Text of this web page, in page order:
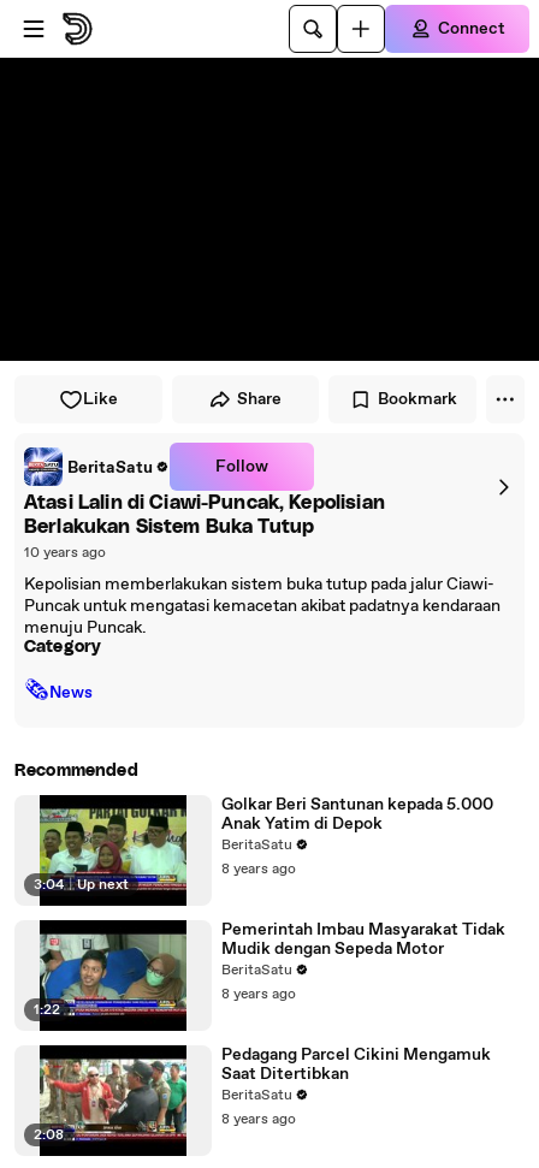
Skip to player
Skip to main content
Connect
Like Share Bookmark
BeritaSatu Follow
Atasi Lalin di Ciawi-Puncak, Kepolisian
Berlakukan Sistem Buka Tutup
10 years ago
Kepolisian memberlakukan sistem buka tutup pada jalur Ciawi-
Puncak untuk mengatasi kemacetan akibat padatnya kendaraan
menuju Puncak.
Category
🗞News
Recommended
3:04 | Up next
Golkar Beri Santunan kepada 5.000
Anak Yatim di Depok
BeritaSatu
8 years ago
1:22
Pemerintah Imbau Masyarakat Tidak
Mudik dengan Sepeda Motor
BeritaSatu
8 years ago
2:08
Pedagang Parcel Cikini Mengamuk
Saat Ditertibkan
BeritaSatu
8 years ago